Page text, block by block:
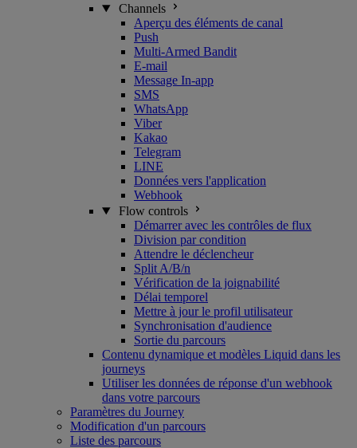
Channels
Aperçu des éléments de canal
Push
Multi-Armed Bandit
E-mail
Message In-app
SMS
WhatsApp
Viber
Kakao
Telegram
LINE
Données vers l'application
Webhook
Flow controls
Démarrer avec les contrôles de flux
Division par condition
Attendre le déclencheur
Split A/B/n
Vérification de la joignabilité
Délai temporel
Mettre à jour le profil utilisateur
Synchronisation d'audience
Sortie du parcours
Contenu dynamique et modèles Liquid dans les
journeys
Utiliser les données de réponse d'un webhook
dans votre parcours
Paramètres du Journey
Modification d'un parcours
Liste des parcours